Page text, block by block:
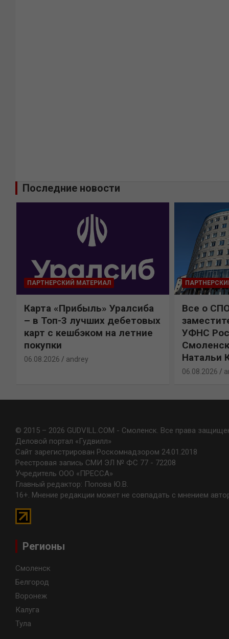
Последние новости
ПАРТНЕРСКИЙ МАТЕРИАЛ
Карта «Прибыль» Уралсиба
– в Топ-3 лучших дебетовых
карт с кешбэком на летние
покупки
06.08.2026 andrey
Все о
УФНС
Натальи
06.08.2026
© 2015 – 2026 GUDVILL.COM - Смоленск. Все права
Деловой портал «Гудвилл»
Сайт зарегистрирован Роскомнадзором 24.01.2018
Реестровая запись СМИ ЭЛ № ФС 77 - 72208
Учредитель ООО «ПРЕССА»
Главный редактор: Попова Ю.В.
16+. Мнение редакции может не совпадать с мнением
Регионы
Смоленск
Белгород
Воронеж
Калуга
Тула